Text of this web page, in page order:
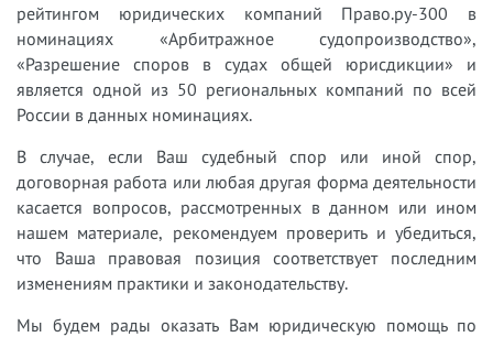
рейтингом юридических компаний Право.ру-300 в
номинациях «Арбитражное судопроизводство»,
«Разрешение споров в судах общей юрисдикции» и
является одной из 50 региональных компаний по всей
России в данных номинациях.
В случае, если Ваш судебный спор или иной спор,
договорная работа или любая другая форма деятельности
касается вопросов, рассмотренных в данном или ином
нашем материале, рекомендуем проверить и убедиться,
что Ваша правовая позиция соответствует последним
изменениям практики и законодательству.
Мы будем рады оказать Вам юридическую помощь по